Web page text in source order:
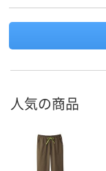
人気の商品